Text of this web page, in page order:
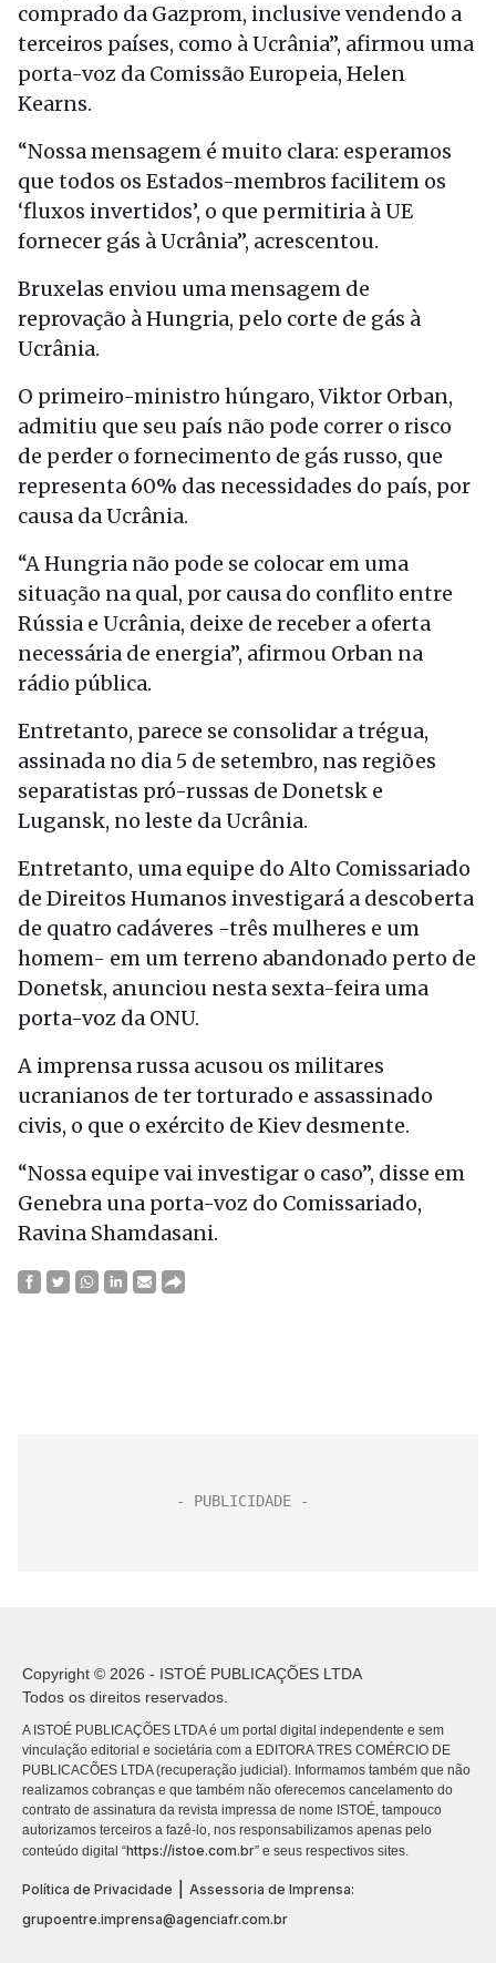
comprado da Gazprom, inclusive vendendo a
terceiros países, como à Ucrânia”, afirmou uma
porta-voz da Comissão Europeia, Helen
Kearns.
“Nossa mensagem é muito clara: esperamos
que todos os Estados-membros facilitem os
‘fluxos invertidos’, o que permitiria à UE
fornecer gás à Ucrânia”, acrescentou.
Bruxelas enviou uma mensagem de
reprovação à Hungria, pelo corte de gás à
Ucrânia.
O primeiro-ministro húngaro, Viktor Orban,
admitiu que seu país não pode correr o risco
de perder o fornecimento de gás russo, que
representa 60% das necessidades do país, por
causa da Ucrânia.
“A Hungria não pode se colocar em uma
situação na qual, por causa do conflito entre
Rússia e Ucrânia, deixe de receber a oferta
necessária de energia”, afirmou Orban na
rádio pública.
Entretanto, parece se consolidar a trégua,
assinada no dia 5 de setembro, nas regiões
separatistas pró-russas de Donetsk e
Lugansk, no leste da Ucrânia.
Entretanto, uma equipe do Alto Comissariado
de Direitos Humanos investigará a descoberta
de quatro cadáveres -três mulheres e um
homem- em um terreno abandonado perto de
Donetsk, anunciou nesta sexta-feira uma
porta-voz da ONU.
A imprensa russa acusou os militares
ucranianos de ter torturado e assassinado
civis, o que o exército de Kiev desmente.
“Nossa equipe vai investigar o caso”, disse em
Genebra una porta-voz do Comissariado,
Ravina Shamdasani.
Copyright © 2026 - ISTOÉ PUBLICAÇÕES LTDA
Todos os direitos reservados.
A ISTOÉ PUBLICAÇÕES LTDA é um portal digital independente e sem
vinculação editorial e societária com a EDITORA TRES COMÉRCIO DE
PUBLICACÕES LTDA (recuperação judicial). Informamos também que não
realizamos cobranças e que também não oferecemos cancelamento do
contrato de assinatura da revista impressa de nome ISTOÉ, tampouco
autorizamos terceiros a fazê-lo, nos responsabilizamos apenas pelo
conteúdo digital “https://istoe.com.br” e seus respectivos sites.
Política de Privacidade
Assessoria de Imprensa:
grupoentre.imprensa@agenciafr.com.br